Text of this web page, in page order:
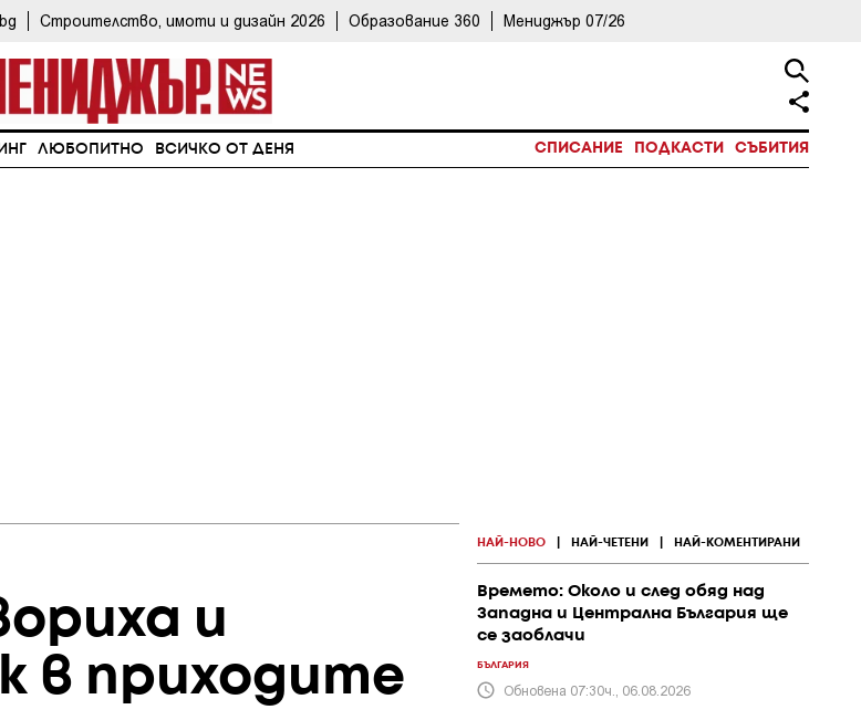
Строителство, имоти и дизайн 2026 Образование 360 Мениджър 07/26
ЛЮБОПИТНО ВСИЧКО ОТ ДЕНЯ СПИСАНИЕ ПОДКАСТИ СЪБИТИЯ
и
в приходите
НАЙ-НОВО НАЙ-ЧЕТЕНИ НАЙ-КОМЕНТИРАНИ
Времето: Около и след обяд над
Западна и Централна България ще
се заоблачи
БЪЛГАРИЯ
Обновена 07:30ч., 06.08.2026